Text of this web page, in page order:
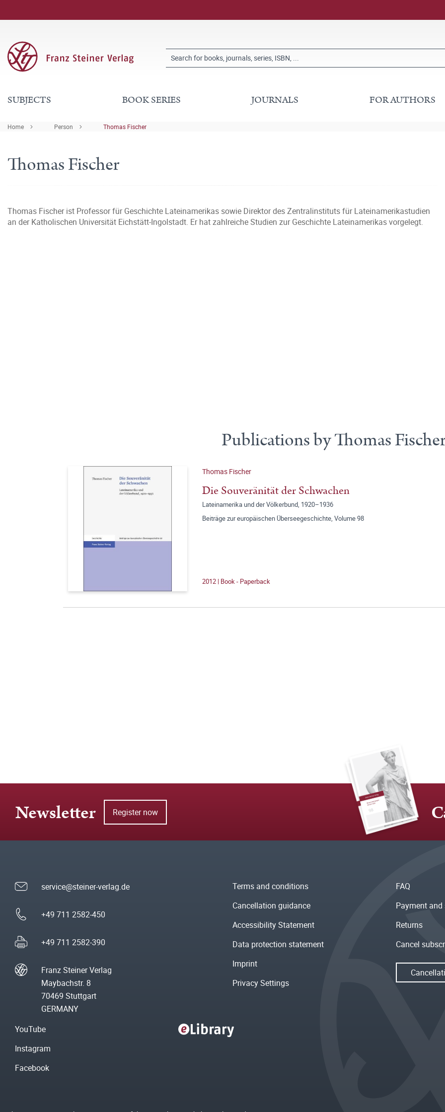
SUBJECTS BOOK SERIES JOURNALS FOR AUTHORS
Home Person Thomas Fischer
Thomas Fischer
Thomas Fischer ist Professor für Geschichte Lateinamerikas sowie Direktor des Zentralinstituts für Lateinamerikastudien
an der Katholischen Universität Eichstätt-Ingolstadt. Er hat zahlreiche Studien zur Geschichte Lateinamerikas vorgelegt.
Publications by Thomas
Thomas Fischer
Die Souveränität der Schwachen
Lateinamerika und der Völkerbund, 1920–1936
Beiträge zur europäischen Überseegeschichte, Volume 98
2012 | Book - Paperback
Newsletter Register now
service@steiner-verlag.de
+49 711 2582-450
+49 711 2582-390
Franz Steiner Verlag
Maybachstr. 8
70469 Stuttgart
GERMANY
Terms and conditions
Cancellation guidance
Accessibility Statement
Data protection statement
Imprint
Privacy Settings
FAQ
Payment
Returns
Cancel
YouTube
Instagram
Facebook